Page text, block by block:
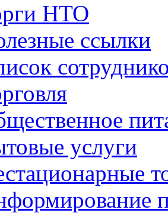
НТО
ссылки
услуги